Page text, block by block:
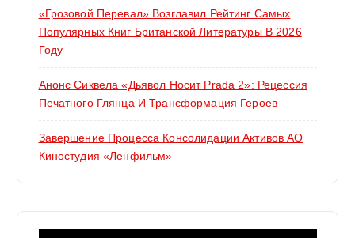
«Грозовой Перевал» Возглавил Рейтинг Самых
Популярных Книг Британской Литературы В 2026
Году
Анонс Сиквела «Дьявол Носит Prada 2»: Рецессия
Печатного Глянца И Трансформация Героев
Завершение Процесса Консолидации Активов АО
Киностудия «Ленфильм»